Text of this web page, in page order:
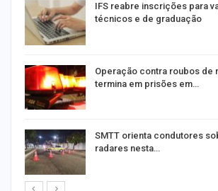
IFS reabre inscrições para
técnicos e de graduação
Operação contra roubos de
termina em prisões em…
SMTT orienta condutores
radares nesta…